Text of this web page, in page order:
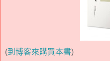
(到博客來購買本書)